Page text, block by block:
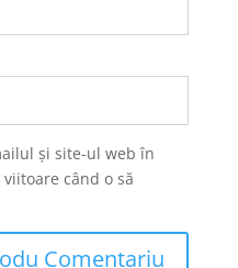
și site-ul web în
când o să